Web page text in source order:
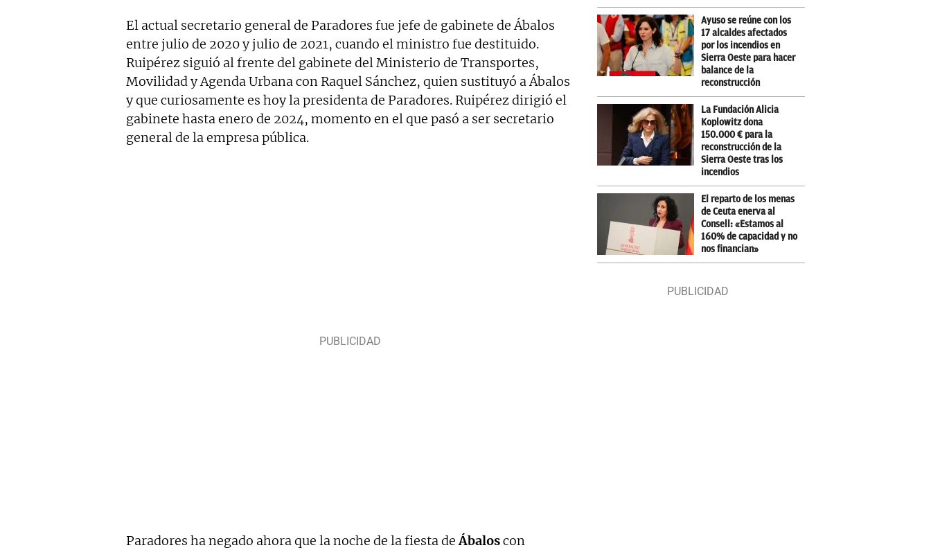
El actual secretario general de Paradores fue jefe de gabinete de Ábalos
entre julio de 2020 y julio de 2021, cuando el ministro fue destituido.
Ruipérez siguió al frente del gabinete del Ministerio de Transportes,
Movilidad y Agenda Urbana con Raquel Sánchez, quien sustituyó a Ábalos
y que curiosamente es hoy la presidenta de Paradores. Ruipérez dirigió el
gabinete hasta enero de 2024, momento en el que pasó a ser secretario
general de la empresa pública.
Paradores ha negado ahora que la noche de la fiesta deÁbaloscon
Ayuso se reúne con los
17 alcaldes afectados
por los incendios en
Sierra Oeste para hacer
balance de la
reconstrucción
La Fundación Alicia
Koplowitz dona
150.000 € para la
reconstrucción de la
Sierra Oeste tras los
incendios
El reparto de los menas
de Ceuta enerva al
Consell: «Estamos al
160% de capacidad y no
nos financian»